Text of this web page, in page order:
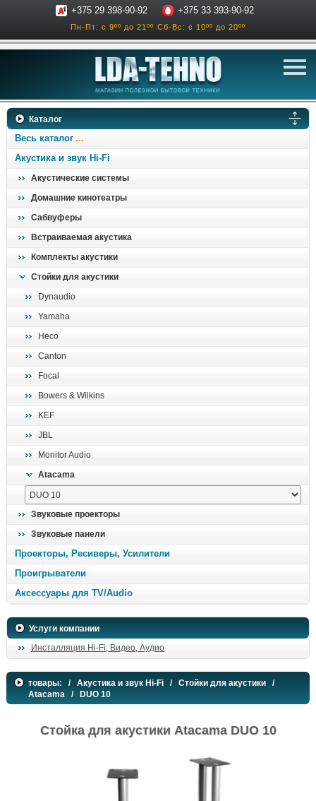
+375 29 398-90-92 +375 33 393-90-92
Пн-Пт: с 9ºº до 21ºº Сб-Вс: с 10ºº до 20ºº
телевизоры
ресиверы, усилители
проигрыватели
дом, сад, стройка
Каталог
Весь каталог
Акустика и звук Hi-Fi
Акустические системы
Домашние кинотеатры
Сабвуферы
Встраиваемая акустика
Комплекты акустики
Стойки для акустики
Dynaudio
Yamaha
Heco
Canton
Focal
Bowers & Wilkins
KEF
JBL
Monitor Audio
Atacama
Звуковые проекторы
Звуковые панели
Проекторы, Ресиверы, Усилители
Проигрыватели
Аксессуары для TV/Audio
Услуги компании
Инсталляция Hi-Fi, Видео, Аудио
товары: / Акустика и звук Hi-Fi / Стойки для акустики /
Atacama
/ DUO 10
Стойка для акустики Atacama DUO 10